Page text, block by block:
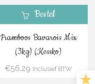
Bestel
Framboos Bavarois Mix
(3kg) (Kessko)
€56.29 Inclusief BTW